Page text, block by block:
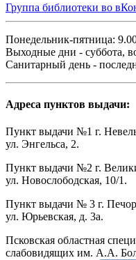
Группа библиотеки во
Понедельник-пятница:
Выходные дни - суббота,
Санитарный день -
Адреса пунктов выдачи:
Пункт выдачи №1 г.
ул. Энгельса, 2.
Пункт выдачи №2 г.
ул. Новослободская, 10/1.
Пункт выдачи № 3 г.
ул. Юрьевская, д. 3а.
Псковская областная
слабовидящих им. А.А.